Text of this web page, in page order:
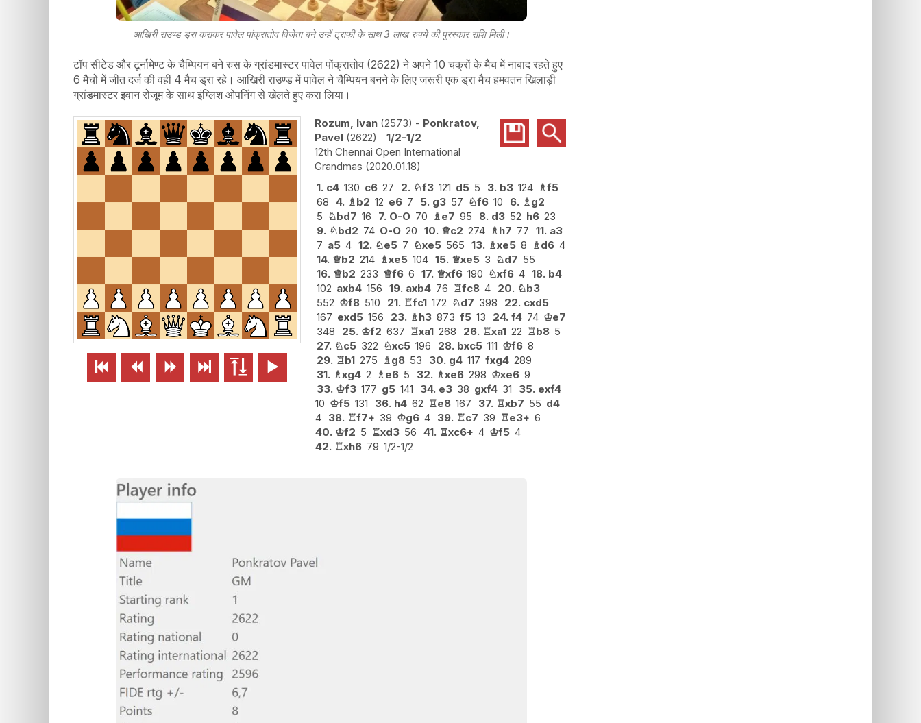
आखिरी राउण्ड ड्रा कराकर पावेल पांक्रातोव विजेता बने उन्हें ट्राफी के साथ 3 लाख रुपये की पुरस्कार राशि मिली।
टॉप सीटेड और टूर्नामेण्ट के चैम्पियन बने रुस के ग्रांडमास्टर पावेल पोंक्रातोव (2622) ने अपने 10 चक्रों के मैच में नाबाद रहते हुए
6 मैचों में जीत दर्ज की वहीं 4 मैच ड्रा रहे। आखिरी राउण्ड में पावेल ने चैम्पियन बनने के लिए जरूरी एक ड्रा मैच हमवतन खिलाड़ी
ग्रांडमास्टर इवान रोजूम के साथ इंग्लिश ओपनिंग से खेलते हुए करा लिया।
     
Rozum, Ivan 2573 - Ponkratov,
Pavel 2622
1/2-1/2
12th Chennai Open International
Grandmas 2020.01.18
1. c4 130 c6 27 2. ♘f3 121 d5 5 3. b3 124 ♗f5
68 4. ♗b2 12 e6 7 5. g3 57 ♘f6 10 6. ♗g2
5 ♘bd7 16 7. O-O 70 ♗e7 95 8. d3 52 h6 23
9. ♘bd2 74 O-O 20 10. ♕c2 274 ♗h7 77 11. a3
7 a5 4 12. ♘e5 7 ♘xe5 565 13. ♗xe5 8 ♗d6 4
14. ♕b2 214 ♗xe5 104 15. ♕xe5 3 ♘d7 55
16. ♕b2 233 ♕f6 6 17. ♕xf6 190 ♘xf6 4 18. b4
102 axb4 156 19. axb4 76 ♖fc8 4 20. ♘b3
552 ♔f8 510 21. ♖fc1 172 ♘d7 398 22. cxd5
167 exd5 156 23. ♗h3 873 f5 13 24. f4 74 ♔e7
348
25. ♔f2 637 ♖xa1 268 26. ♖xa1 22 ♖b8 5
27. ♘c5 322 ♘xc5 196 28. bxc5 111 ♔f6 8
29. ♖b1 275 ♗g8 53 30. g4 117 fxg4 289
31. ♗xg4 2 ♗e6 5 32. ♗xe6 298 ♔xe6 9
33. ♔f3 177 g5 141 34. e3 38 gxf4 31 35. exf4
10 ♔f5 131 36. h4 62 ♖e8 167 37. ♖xb7 55 d4
4 38. ♖f7+ 39 ♔g6 4 39. ♖c7 39 ♖e3+ 6
40. ♔f2 5 ♖xd3 56 41. ♖xc6+ 4 ♔f5 4
42. ♖xh6 79 1/2-1/2